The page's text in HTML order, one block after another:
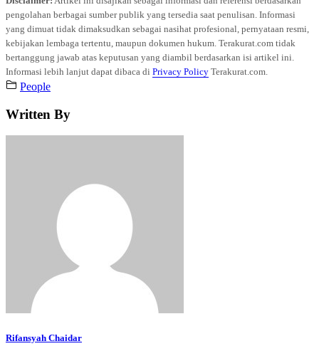
pengolahan berbagai sumber publik yang tersedia saat penulisan. Informasi
yang dimuat tidak dimaksudkan sebagai nasihat profesional, pernyataan resmi,
kebijakan lembaga tertentu, maupun dokumen hukum. Terakurat.com tidak
bertanggung jawab atas keputusan yang diambil berdasarkan isi artikel ini.
Informasi lebih lanjut dapat dibaca di Privacy Policy Terakurat.com.
People
Written By
Rifansyah Chaidar